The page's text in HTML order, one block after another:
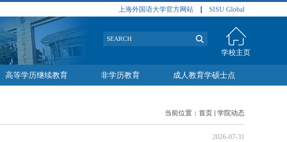
上海外国语大学官方网站 SISU Global
学校主页
高等学历继续教育 非学历教育 成人教育学硕士点
当前位置： 首页 学院动态
2026-07-31